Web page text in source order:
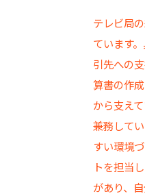
テレビ局
ています
引先への
算書の作
から支えて
兼務して
すい環境
トを担当
があり、